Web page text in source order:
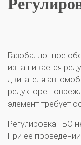
Газобаллонное
изнашивается
двигателя
редукторе
элемент требует
Регулировка ГБО
При ее